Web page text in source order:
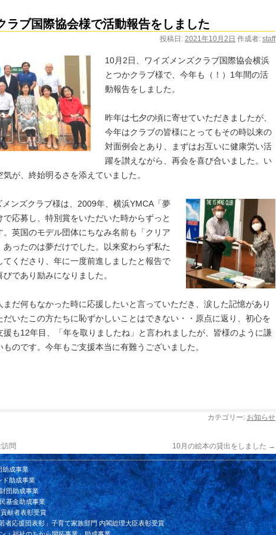
ラブ国際協会様で活動報告をしました
投稿日: 2021年10月2日 作成者: staff
10月2日、ワイズメンズクラブ国際協会横浜
とつかクラブ様で、今年も（！）1年間の活
動報告をしました。
昨年は七夕の頃に寄せていただきましたが、
今年はクラブの皆様にとってもその時以来の
対面例会とあり、まずはお互いに健康労い活
躍を讃えながら、再会を喜び合いました。い
が、終始明るさを添えていました。
ンズクラブ様は、2009年、横浜YMCA「夢
応募し、特別賞をいただいた時からずっと
。英国のモデル団体にちなみ名前も「クリア
あったのは夢だけでした。以来変わらず私た
てくださり、年に一度前進しましたと報告で
であり励みになりました。
だ何もなかった時に応援したいと言っていただき、涙した記憶があり
だいたこの方たちに恥ずかしいことはできない・・原点に返り、初心を
援も12年目、「年を取りましたね」と言われましたが、皆様のように謙
のです。今年もご支援本当に有難うございました。
カテゴリー: お知らせ
問 10月の絵本の貸出をしました →
成事業
助成事業
団助成事業
基金助成事業
献者表彰受賞
応援団表彰」子育て家族部門 内閣総理大臣表彰受賞